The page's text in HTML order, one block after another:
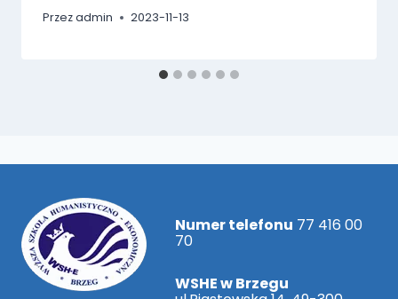
Przezadmin 2023-11-13
Numer telefonu 77 416 00
70
WSHE w Brzegu